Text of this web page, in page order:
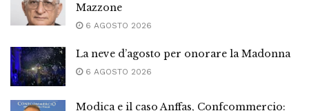
Mazzone
6 AGOSTO 2026
La neve d’agosto per onorare la Madonna
6 AGOSTO 2026
Modica e il caso Anffas, Confcommercio: